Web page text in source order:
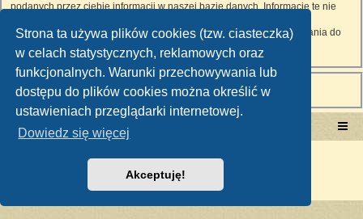
Strona ta używa plików cookies (tzw. ciasteczka)
w celach statystycznych, reklamowych oraz
funkcjonalnych. Warunki przechowywania lub
dostępu do plików cookies można określić w
ustawieniach przeglądarki internetowej.
Dowiedz się więcej
Akceptuję!
podanych przez ciebie informacji w naszej bazie danych. Informacje te nie
RetroTRAKTOR”, ani phpBB nie ponosi odpowiedzialności za włamania do
witryny, podczas których może dojść do kradzieży danych.
Portal RetroTRAKTOR.pl
Polski pakiet językowy dostarcza